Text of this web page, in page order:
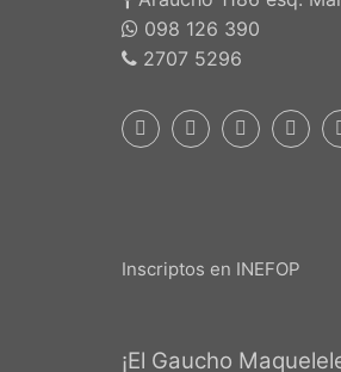
098 126 390
2707 5296
Inscriptos en INEFOP
¡El Gaucho